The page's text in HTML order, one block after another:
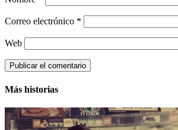
Correo electrónico *
Web
Más historias